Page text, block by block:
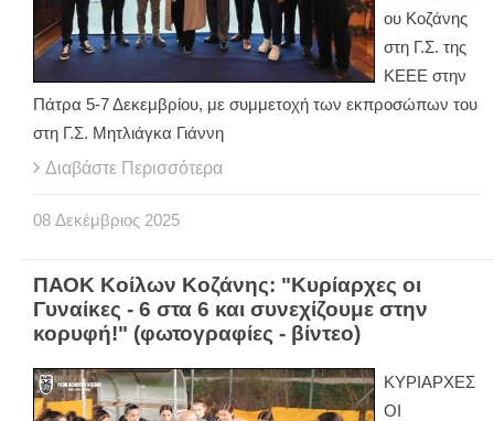
ου Κοζάνης
στη Γ.Σ. της
ΚΕΕΕ στην
Πάτρα 5-7 Δεκεμβρίου, με συμμετοχή των εκπροσώπων του
στη Γ.Σ. Μητλιάγκα Γιάννη
Διαβάστε Περισσότερα
08 Δεκέμβριος 2025
ΠΑΟΚ Κοίλων Κοζάνης: "Κυρίαρχες οι
Γυναίκες - 6 στα 6 και συνεχίζουμε στην
κορυφή!" (φωτογραφίες - βίντεο)
ΚΥΡΙΑΡΧΕΣ
ΟΙ